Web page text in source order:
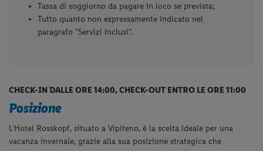
Tassa di soggiorno da pagare in loco se prevista;
Tutto quanto non espressamente indicato nel
paragrafo “Servizi inclusi”.
CHECK-IN DALLE ORE 14:00, CHECK-OUT ENTRO LE ORE 11:00
Posizione
L'Hotel Rosskopf, situato a Vipiteno, è la scelta ideale per una
vacanza invernale, grazie alla sua posizione strategica che